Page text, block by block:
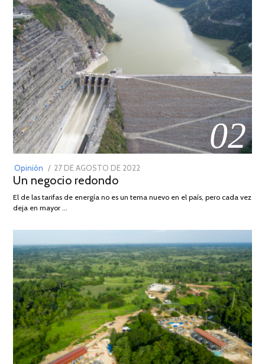
02
Opinión
POSTED
ON
27 DE AGOSTO DE 2022
DE
Un negocio redondo
El de las tarifas de energía no es un tema nuevo en el país, pero cada vez
deja en mayor …